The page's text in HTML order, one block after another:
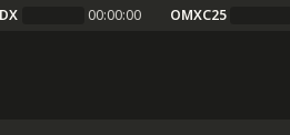
00:00:00 OMXC25